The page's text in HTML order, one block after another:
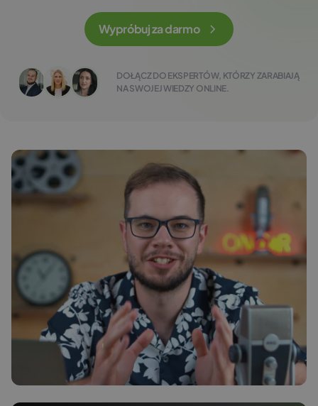
Wypróbuj za darmo
DOŁĄCZ DO EKSPERTÓW, KTÓRZY ZARABIAJĄ
NA SWOJEJ WIEDZY ONLINE.